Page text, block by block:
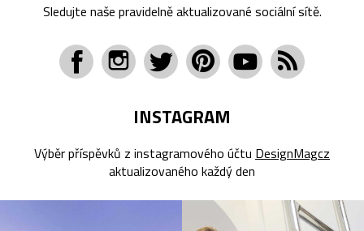
Sledujte naše pravidelně aktualizované sociální sítě.
INSTAGRAM
Výběr příspěvků z instagramového účtu DesignMagcz
aktualizovaného každý den